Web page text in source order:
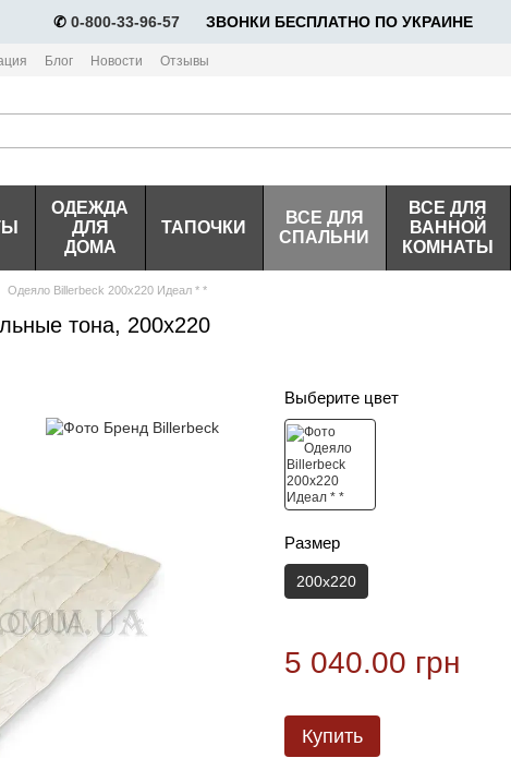
✆ 0-800-33-96-57⠀⠀ЗВОНКИ БЕСПЛАТНО ПО УКРАИНЕ
Блог Новости
Отзывы
ОДЕЖДА
ДЛЯ
ДОМА
ТАПОЧКИ
ВСЕ ДЛЯ
СПАЛЬНИ
ВСЕ ДЛЯ
ВАННОЙ
КОМНАТЫ
Одеяло Billerbeck 200х220 Идеал * *
тона, 200х220
Выберите цвет
Размер
200х220
5 040.00 грн
Купить